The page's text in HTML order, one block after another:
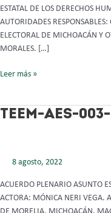
ESTATAL DE LOS DERECHOS
AUTORIDADES
ELECTORAL DE MICHOACÁN Y
MORALES. […]
Leer más »
TEEM-AES-
8 agosto, 2022
ACUERDO PLENARIO ASUNTO
ACTORA: MÓNICA NERI VEGA.
DE MORELIA, MICHOACÁN.
TEEM-